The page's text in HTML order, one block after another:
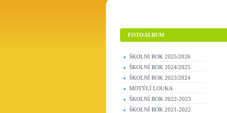
FOTOALBUM
ŠKOLNÍ ROK 2025/2026
ŠKOLNÍ ROK 2024/2025
ŠKOLNÍ ROK 2023/2024
MOTÝLÍ LOUKA
ŠKOLNÍ ROK 2022-2023
ŠKOLNÍ ROK 2021-2022